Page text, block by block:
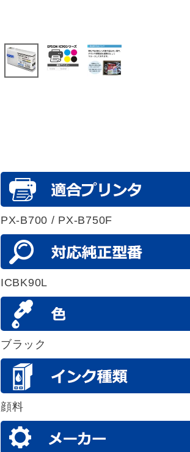
PX-B700 / PX-B750F
ICBK90L
ブラック
顔料